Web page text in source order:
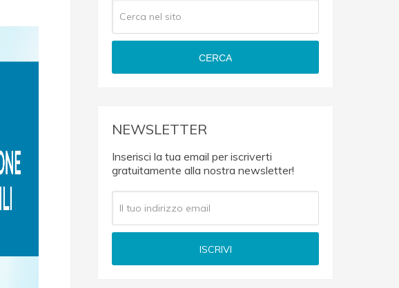
CERCA
NEWSLETTER
Inserisci la tua email per iscriverti
gratuitamente alla nostra newsletter!